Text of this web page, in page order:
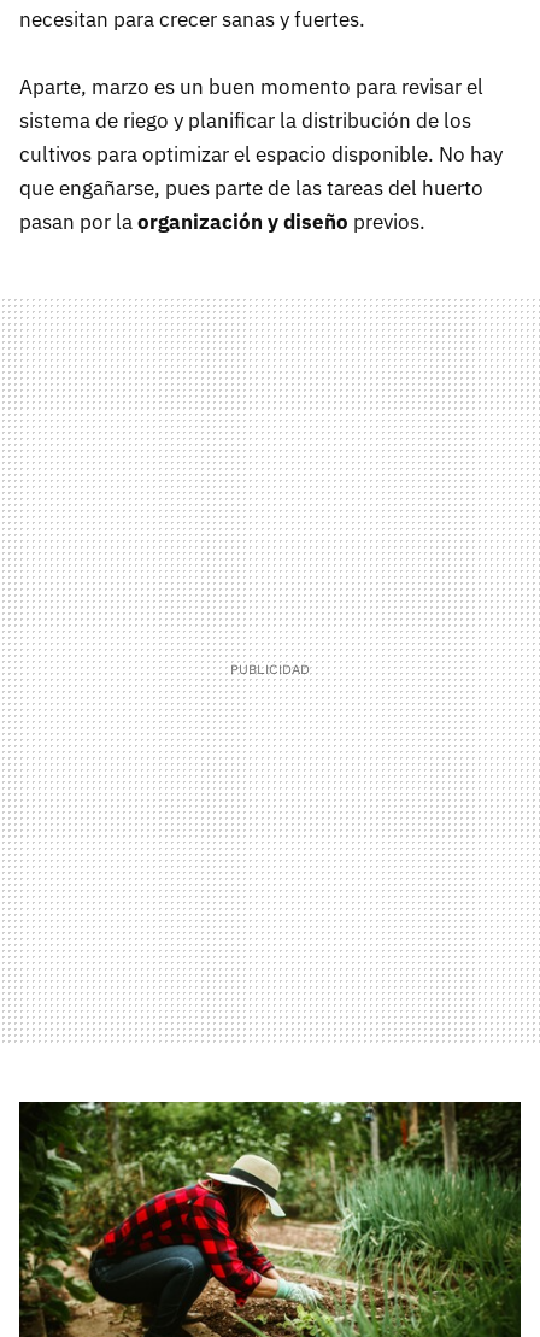
necesitan para crecer sanas y fuertes.
Aparte, marzo es un buen momento para revisar el
sistema de riego y planificar la distribución de los
cultivos para optimizar el espacio disponible. No hay
que engañarse, pues parte de las tareas del huerto
pasan por laorganización y diseño previos.